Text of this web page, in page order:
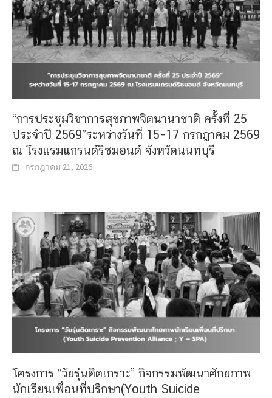
“การประชุมวิชาการสุขภาพจิตนานาชาติ ครั้งที่ 25
ประจำปี 2569”ระหว่างวันที่ 15-17 กรกฎาคม 2569
ณ โรงแรมแกรนด์ริชมอนด์ จังหวัดนนทบุรี
กรกฎาคม 21, 2026
โครงการ “วัยรุ่นติดเกราะ” กิจกรรมพัฒนาศักยภาพ
นักเรียนเพื่อนที่ปรึกษา(Youth Suicide